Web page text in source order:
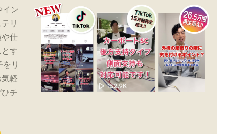
イン
リ
仕
す
リ
軽
チ